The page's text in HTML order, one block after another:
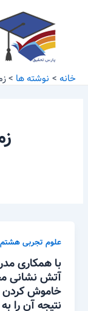
خانه نوشته ها
علوم تجربی هشتم
با همکاری
آتش نشانی
خاموش کردن
نتیجه آن را